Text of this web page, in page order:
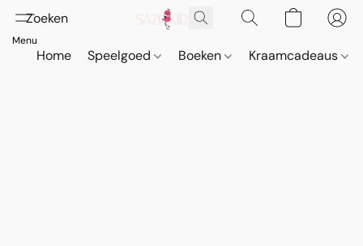
Home Speelgoed Boeken Kraamcadeaus